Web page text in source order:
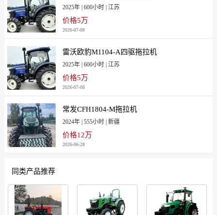
2025年 | 600小时 | 江苏
价格5万
2026-07-08
雷沃欧豹M1104-A四驱拖拉机
2025年 | 600小时 | 江苏
价格5万
2026-07-08
常发CFH1804-M拖拉机
2024年 | 555小时 | 新疆
价格12万
2026-06-28
同类产品推荐